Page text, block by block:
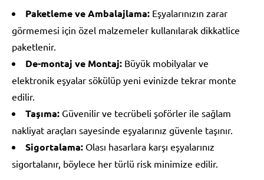
Paketleme ve Ambalajlama: Eşyalarınızın zarar
görmemesi için özel malzemeler kullanılarak dikkatlice
paketlenir.
De-montaj ve Montaj: Büyük mobilyalar ve
elektronik eşyalar sökülüp yeni evinizde tekrar monte
edilir.
Taşıma: Güvenilir ve tecrübeli şoförler ile sağlam
nakliyat araçları sayesinde eşyalarınız güvenle taşınır.
Sigortalama: Olası hasarlara karşı eşyalarınız
sigortalanır, böylece her türlü risk minimize edilir.